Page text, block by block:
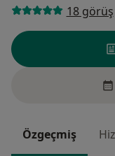
18 görüş
Özgeçmiş